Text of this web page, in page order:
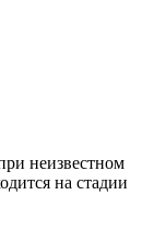
неизвестном
на стадии